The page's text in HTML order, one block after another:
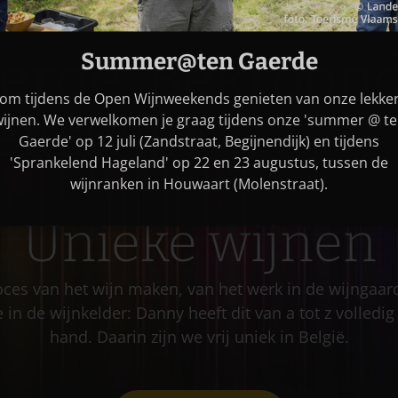
Unieke wijnen
van het wijn maken, van het werk in de
in de wijnkelder: Danny heeft dit van a tot z
hand. Daarin zijn we vrij uniek in België.
Summer@ten Gaerde
tijdens de Open Wijnweekends genieten van onze
We verwelkomen je graag tijdens onze 'summer @
Gaerde' op 12 juli (Zandstraat, Begijnendijk) en tijdens
'Sprankelend Hageland' op 22 en 23 augustus, tussen de
wijnranken in Houwaart (Molenstraat).